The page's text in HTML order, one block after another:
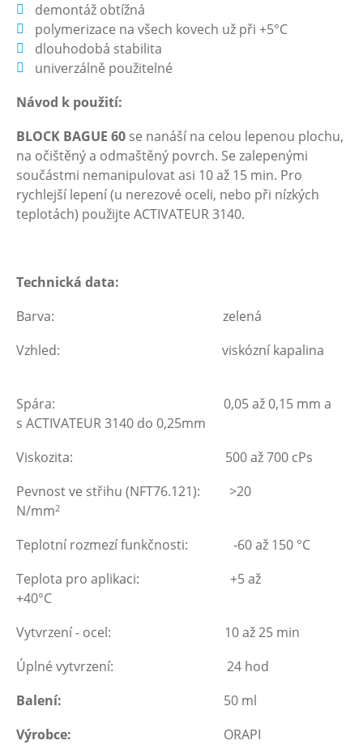
demontáž obtížná
polymerizace na všech kovech už při +5°C
dlouhodobá stabilita
univerzálně použitelné
Návod k použití:
BLOCK BAGUE 60 se nanáší na celou lepenou plochu,
na očištěný a odmaštěný povrch. Se zalepenými
součástmi nemanipulovat asi 10 až 15 min. Pro
rychlejší lepení (u nerezové oceli, nebo při nízkých
teplotách) použijte ACTIVATEUR 3140.
Technická data:
Barva: zelená
Vzhled: viskózní kapalina
Spára: 0,05 až 0,15 mm a
s ACTIVATEUR 3140 do 0,25mm
Viskozita: 500 až 700 cPs
Pevnost ve střihu (NFT76.121): >20
N/mm2
Teplotní rozmezí funkčnosti: -60 až 150 °C
Teplota pro aplikaci: +5 až
+40°C
Vytvrzení - ocel: 10 až 25 min
Úplné vytvrzení: 24 hod
Balení: 50 ml
Výrobce: ORAPI